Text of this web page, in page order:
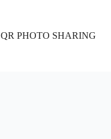
QR PHOTO SHARING